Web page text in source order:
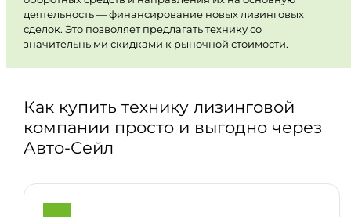
деятельность — финансирование новых лизинговых
сделок. Это позволяет предлагать технику со
значительными скидками к рыночной стоимости.
Как купить технику лизинговой
компании просто и выгодно через
Авто-Сейл